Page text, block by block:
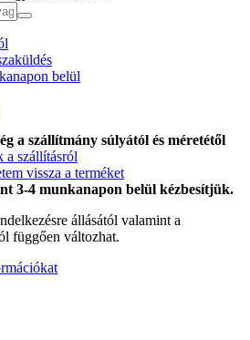
belül
a szállítmány súlyától és méretétől
a szállításról
vissza a terméket
3-4 munkanapon belül kézbesítjük.
állásától valamint a
függően változhat.